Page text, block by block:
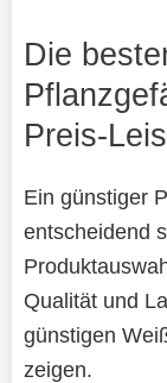
Die
Preis-
Ein günstiger
entscheidend
Qualität und
günstigen
zeigen.